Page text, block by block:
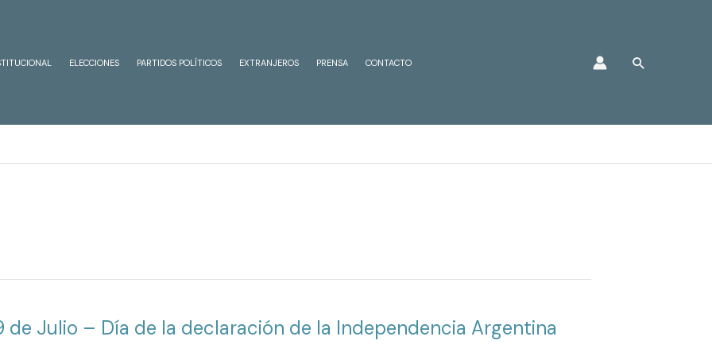
ELECCIONES PARTIDOS POLÍTICOS EXTRANJEROS PRENSA CONTACTO Buscar
de Julio – Día de la declaración de la Independencia Argentina